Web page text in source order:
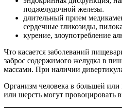
поджелудочной железы.
длительный прием
сердечные гликозиды,
курение, злоупотребление
Что касается заболеваний
заброс содержимого желудка в
массами. При наличии
Организм человека в большей
или шерсть могут провоцировать